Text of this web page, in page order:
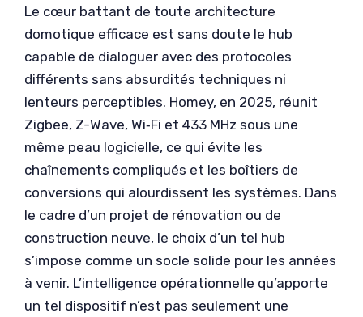
Le cœur battant de toute architecture
domotique efficace est sans doute le hub
capable de dialoguer avec des protocoles
différents sans absurdités techniques ni
lenteurs perceptibles. Homey, en 2025, réunit
Zigbee, Z-Wave, Wi‑Fi et 433 MHz sous une
même peau logicielle, ce qui évite les
chaînements compliqués et les boîtiers de
conversions qui alourdissent les systèmes. Dans
le cadre d’un projet de rénovation ou de
construction neuve, le choix d’un tel hub
s’impose comme un socle solide pour les années
à venir. L’intelligence opérationnelle qu’apporte
un tel dispositif n’est pas seulement une